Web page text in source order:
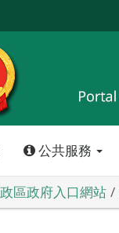
公共服務
區政府入口網站